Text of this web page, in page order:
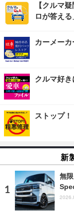
【クルマ
ロが答える
カーメー
クルマ好き
ストップ
新
無